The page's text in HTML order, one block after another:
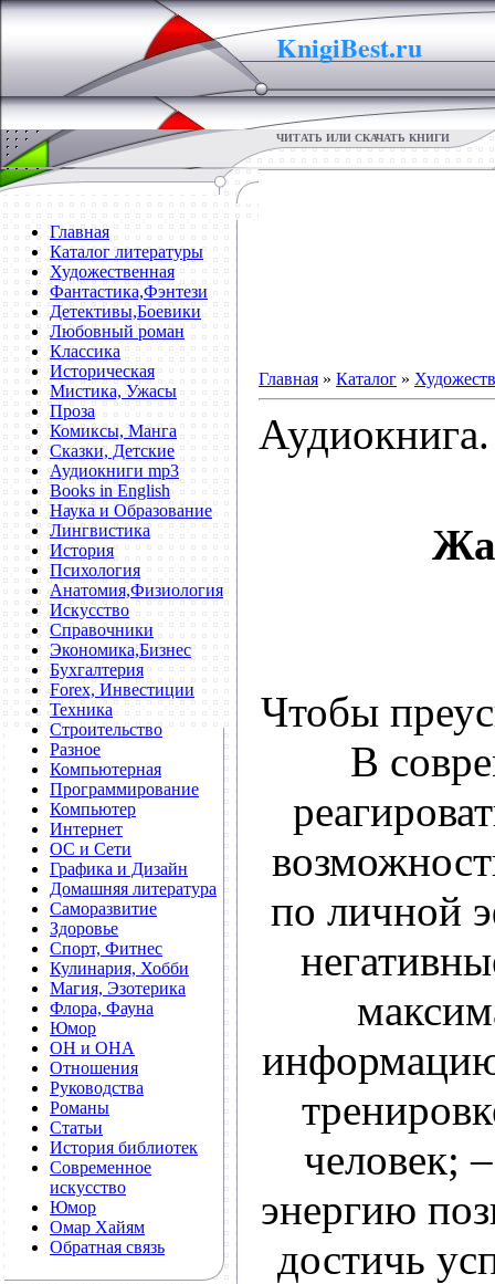
KnigiBest.ru
ЧИТАТЬ ИЛИ СКАЧАТЬ КНИГИ
Главная
Каталог литературы
Художественная
Фантастика,Фэнтези
Детективы,Боевики
Любовный роман
Классика
Историческая
Мистика, Ужасы
Проза
Комиксы, Манга
Сказки, Детские
Аудиокниги mp3
Books in English
Наука и Образование
Лингвистика
История
Психология
Анатомия,Физиология
Искусство
Справочники
Экономика,Бизнес
Бухгалтерия
Forex, Инвестиции
Техника
Строительство
Разное
Компьютерная
Программирование
Компьютер
Интернет
ОС и Сети
Графика и Дизайн
Домашняя литература
Саморазвитие
Здоровье
Спорт, Фитнес
Кулинария, Хобби
Магия, Эзотерика
Флора, Фауна
Юмор
ОН и ОНА
Отношения
Руководства
Романы
Статьи
История библиотек
Современное
искусство
Юмор
Омар Хайям
Обратная связь
Главная » Каталог »
Чтобы
В
по личной
человек;
энергию
достичь